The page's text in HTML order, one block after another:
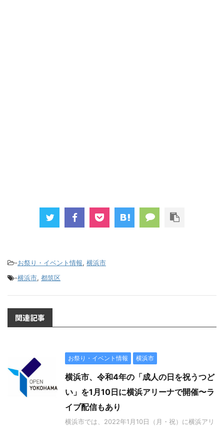
-お祭り・イベント情報, 横浜市
-横浜市, 都筑区
関連記事
お祭り・イベント情報 横浜市
横浜市、令和4年の「成人の日を祝うつど
い」を1月10日に横浜アリーナで開催〜ラ
イブ配信もあり
横浜市では、2022年1月10日（月・祝）に横浜アリ